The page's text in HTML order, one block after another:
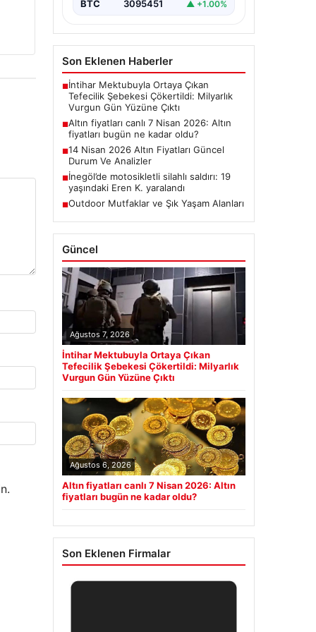
BTC 3095451 ▲ +1.00%
Son Eklenen Haberler
■İntihar Mektubuyla Ortaya Çıkan
Tefecilik Şebekesi Çökertildi: Milyarlık
Vurgun Gün Yüzüne Çıktı
■Altın fiyatları canlı 7 Nisan 2026: Altın
fiyatları bugün ne kadar oldu?
■14 Nisan 2026 Altın Fiyatları Güncel
Durum Ve Analizler
■İnegöl’de motosikletli silahlı saldırı: 19
yaşındaki Eren K. yaralandı
■Outdoor Mutfaklar ve Şık Yaşam Alanları
Güncel
Ağustos 7, 2026
İntihar Mektubuyla Ortaya Çıkan
Tefecilik Şebekesi Çökertildi: Milyarlık
Vurgun Gün Yüzüne Çıktı
Ağustos 6, 2026
Altın fiyatları canlı 7 Nisan 2026: Altın
fiyatları bugün ne kadar oldu?
Son Eklenen Firmalar